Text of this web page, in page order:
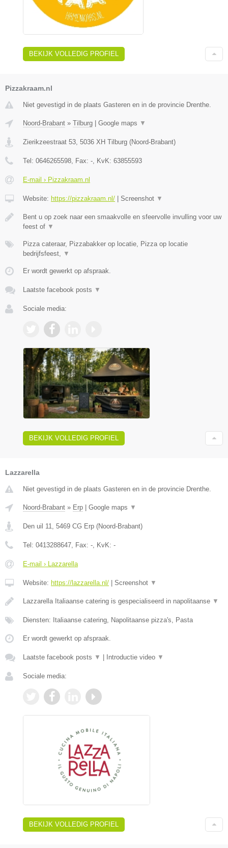
BEKIJK VOLLEDIG PROFIEL
Pizzakraam.nl
Niet gevestigd in de plaats Gasteren en in de provincie Drenthe.
Noord-Brabant » Tilburg Google maps ▼
Zierikzeestraat 53, 5036 XH Tilburg (Noord-Brabant)
Tel: 0646265598, Fax: -, KvK: 63855593
E-mail › Pizzakraam.nl
Website: https://pizzakraam.nl/ Screenshot ▼
Bent u op zoek naar een smaakvolle en sfeervolle invulling voor uw
feest of ▼
Pizza cateraar, Pizzabakker op locatie, Pizza op locatie
bedrijfsfeest, ▼
Er wordt gewerkt op afspraak.
Laatste facebook posts ▼
Sociale media:
BEKIJK VOLLEDIG PROFIEL
Lazzarella
Niet gevestigd in de plaats Gasteren en in de provincie Drenthe.
Noord-Brabant » Erp Google maps ▼
Den uil 11, 5469 CG Erp (Noord-Brabant)
Tel: 0413288647, Fax: -, KvK: -
E-mail › Lazzarella
Website: https://lazzarella.nl/ Screenshot ▼
Lazzarella Italiaanse catering is gespecialiseerd in napolitaanse ▼
Diensten: Italiaanse catering, Napolitaanse pizza's, Pasta
Er wordt gewerkt op afspraak.
Laatste facebook posts ▼ Introductie video ▼
Sociale media:
BEKIJK VOLLEDIG PROFIEL